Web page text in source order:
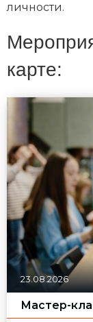
личности.
карте:
23.08.2026
Мастер-